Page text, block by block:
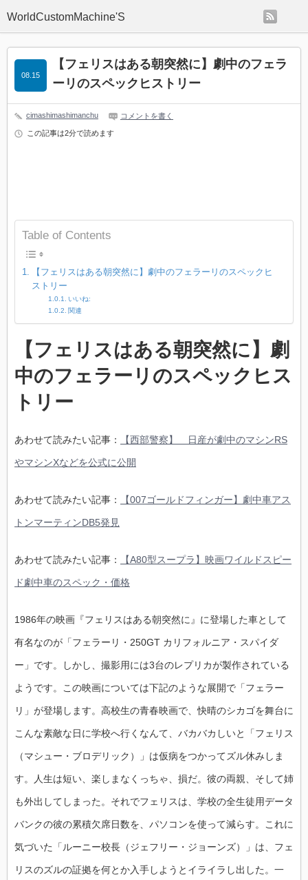
WorldCustomMachine'S
【フェリスはある朝突然に】劇中のフェラ
ーリのスペックヒストリー
08.15
cimashimashimanchu コメントを書く
この記事は2分で読めます
Table of Contents
【フェリスはある朝突然に】劇中のフェラーリのスペックヒ
ストリー
いいね:
関連
【フェリスはある朝突然に】劇
中のフェラーリのスペックヒス
トリー
あわせて読みたい記事： 【西部警察】 日産が劇中のマシンRS
やマシンXなどを公式に公開
あわせて読みたい記事： 【007ゴールドフィンガー】劇中車アス
トンマーティンDB5発見
あわせて読みたい記事： 【A80型スープラ】映画ワイルドスピー
ド劇中車のスペック・価格
1986年の映画『フェリスはある朝突然に』に登場した車として
有名なのが「フェラーリ・250GT カリフォルニア・スパイダ
ー」です。しかし、撮影用には3台のレプリカが製作されている
ようです。この映画については下記のような展開で「フェラー
リ」が登場します。高校生の青春映画で、快晴のシカゴを舞台に
こんな素敵な日に学校へ行くなんて、バカバカしいと「フェリス
（マシュー・ブロデリック）」は仮病をつかってズル休みしま
す。人生は短い、楽しまなくっちゃ、損だ。彼の両親、そして姉
も外出してしまった。それでフェリスは、学校の全生徒用データ
バンクの彼の累積欠席日数を、パソコンを使って減らす。これに
気づいた「ルーニー校長（ジェフリー・ジョーンズ）」は、フェ
リスのズルの証拠を何とか入手しようとイライラし出した。一